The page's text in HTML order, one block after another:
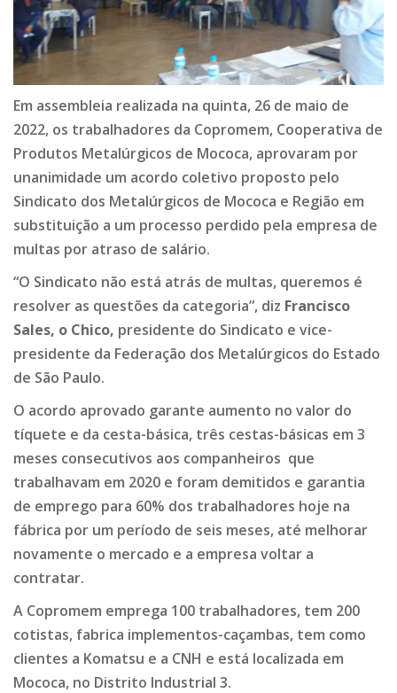
Em assembleia realizada na quinta, 26 de maio de
2022, os trabalhadores da Copromem, Cooperativa de
Produtos Metalúrgicos de Mococa, aprovaram por
unanimidade um acordo coletivo proposto pelo
Sindicato dos Metalúrgicos de Mococa e Região em
substituição a um processo perdido pela empresa de
multas por atraso de salário.
“O Sindicato não está atrás de multas, queremos é
resolver as questões da categoria”, diz Francisco
Sales, o Chico, presidente do Sindicato e vice-
presidente da Federação dos Metalúrgicos do Estado
de São Paulo.
O acordo aprovado garante aumento no valor do
tíquete e da cesta-básica, três cestas-básicas em 3
meses consecutivos aos companheiros que
trabalhavam em 2020 e foram demitidos e garantia
de emprego para 60% dos trabalhadores hoje na
fábrica por um período de seis meses, até melhorar
novamente o mercado e a empresa voltar a
contratar.
A Copromem emprega 100 trabalhadores, tem 200
cotistas, fabrica implementos-caçambas, tem como
clientes a Komatsu e a CNH e está localizada em
Mococa, no Distrito Industrial 3.